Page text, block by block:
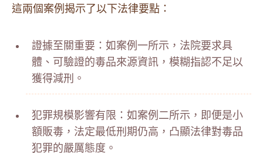
這兩個案例揭示了以下法律要點：
證據至關重要：如案例一所示，法院要求具
體、可驗證的毒品來源資訊，模糊指認不足以
獲得減刑。
犯罪規模影響有限：如案例二所示，即便是小
額販毒，法定最低刑期仍高，凸顯法律對毒品
犯罪的嚴厲態度。